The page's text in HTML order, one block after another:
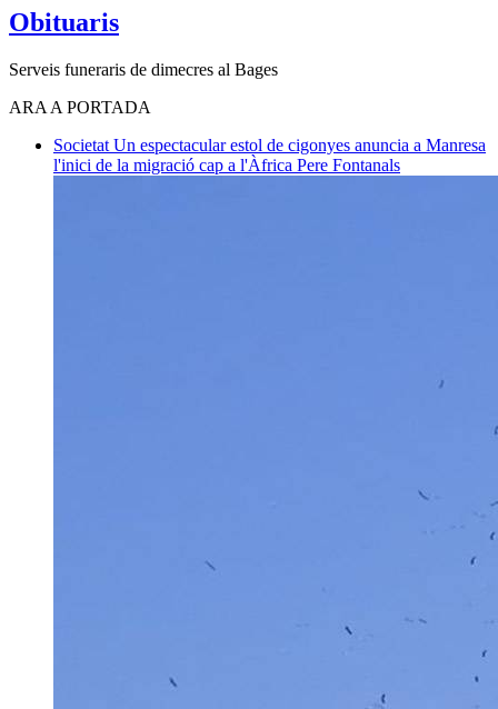
Obituaris
Serveis funeraris de dimecres al Bages
ARA A PORTADA
Societat Un espectacular estol de cigonyes anuncia a Manresa
l'inici de la migració cap a l'Àfrica Pere Fontanals